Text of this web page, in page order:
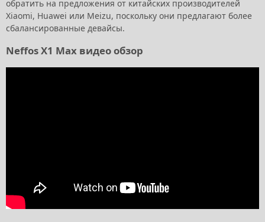
обратить на предложения от китайских производителей
Xiaomi, Huawei или Meizu, поскольку они предлагают более
сбалансированные девайсы.
Neffos X1 Max видео обзор